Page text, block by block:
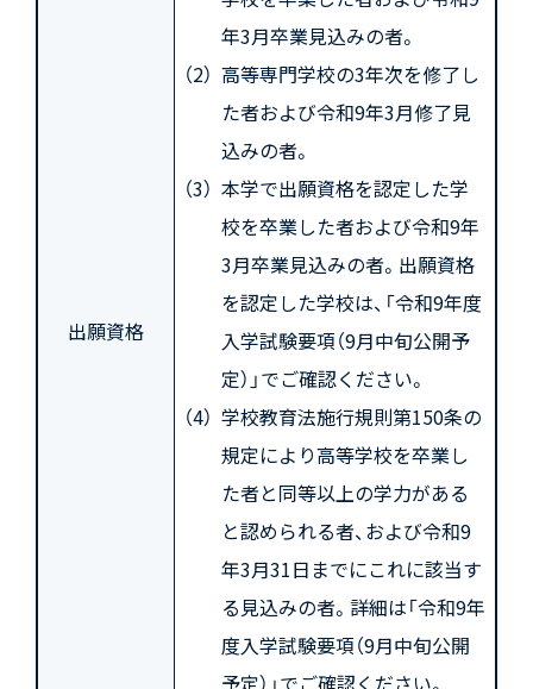
出願資格
年3月卒業見込みの者。
高等専門学校の3年次を修了し
た者および令和9年3月修了見
込みの者。
本学で出願資格を認定した学
校を卒業した者および令和9年
3月卒業見込みの者。出願資格
を認定した学校は、「令和9年度
入学試験要項（9月中旬公開予
定）」でご確認ください。
学校教育法施行規則第150条の
規定により高等学校を卒業し
た者と同等以上の学力がある
と認められる者、および令和9
年3月31日までにこれに該当す
る見込みの者。詳細は「令和9年
度入学試験要項（9月中旬公開
予定）」でご確認ください。